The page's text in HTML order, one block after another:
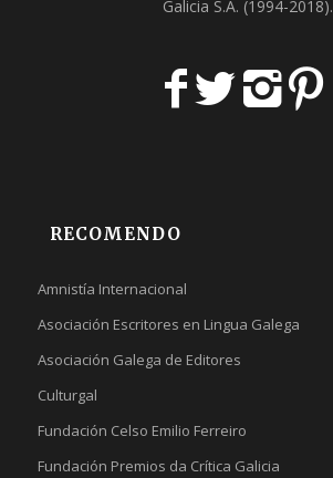
Galicia S.A. (1994-2018).
RECOMENDO
Amnistía Internacional
Asociación Escritores en Lingua Galega
Asociación Galega de Editores
Culturgal
Fundación Celso Emilio Ferreiro
Fundación Premios da Crítica Galicia